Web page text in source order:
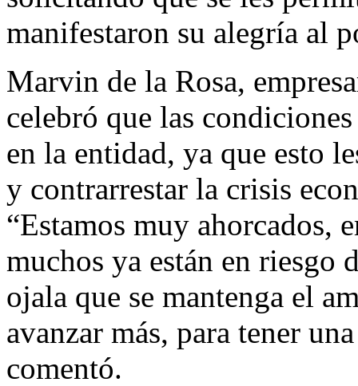
manifestaron su alegría al
Marvin de la Rosa,
celebró que las
en la entidad, ya que esto
y contrarrestar la crisis
“Estamos muy ahorcados,
muchos ya están en riesgo
ojala que se mantenga el
avanzar más, para tener
comentó.